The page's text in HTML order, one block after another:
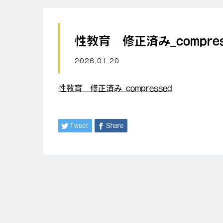
性教育 修正済み
2026.01.20
性教育 修正済み_compressed
Tweet Share